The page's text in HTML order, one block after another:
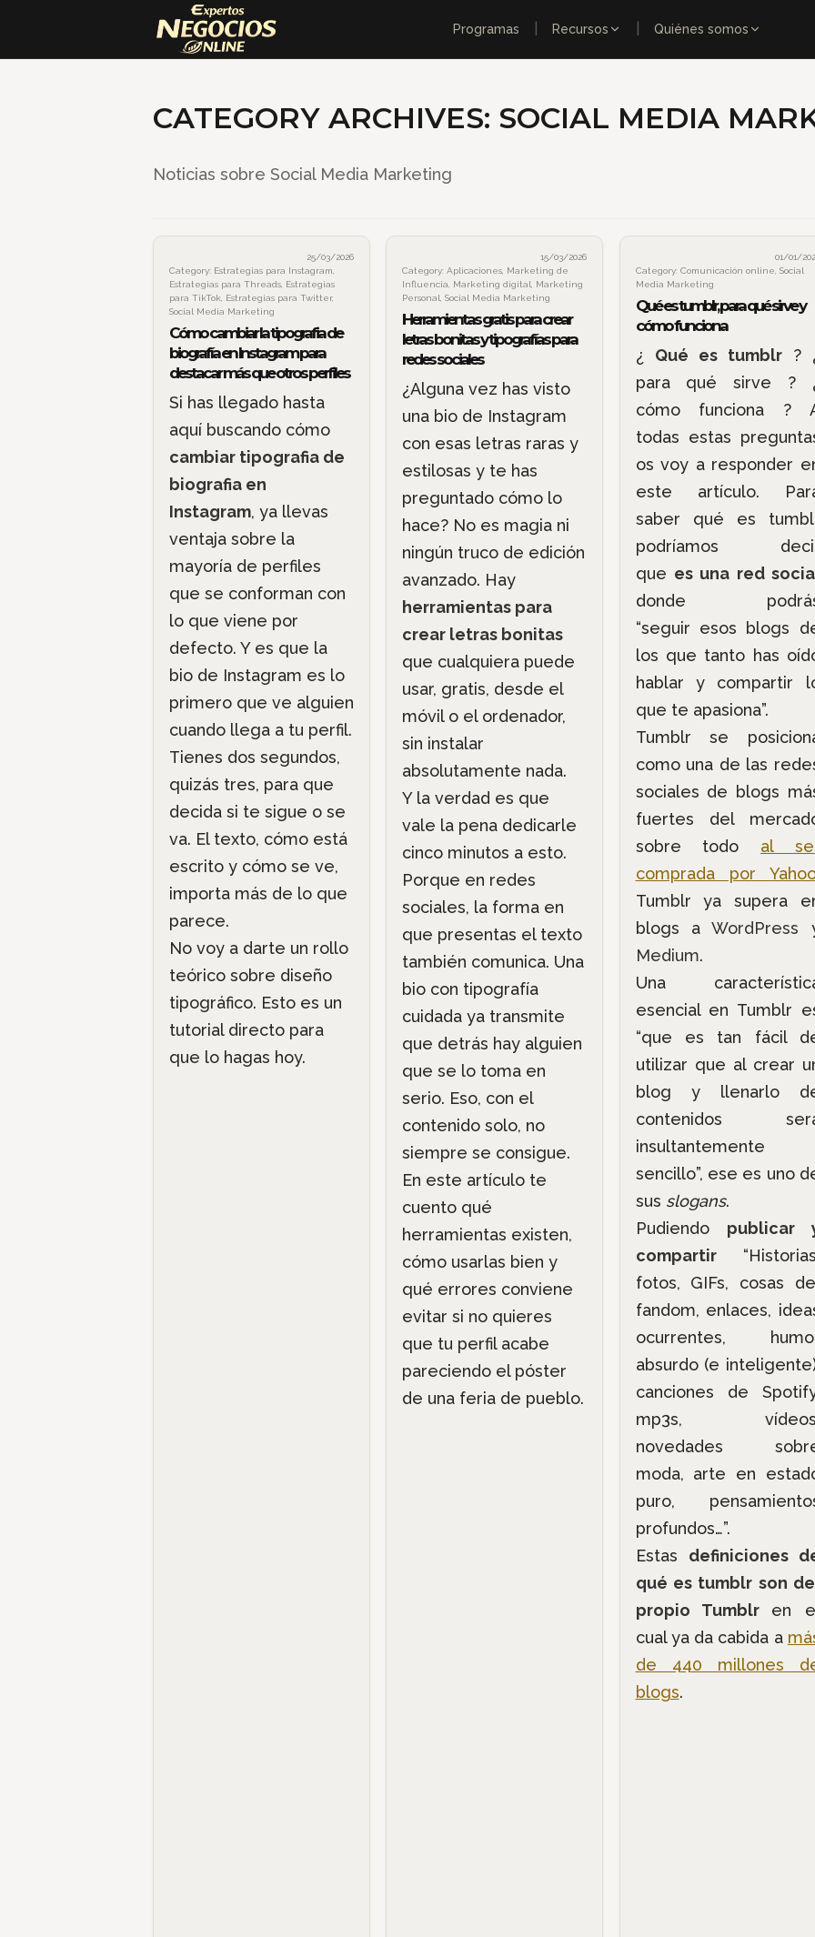
Programas Recursos Quiénes somos
CATEGORY ARCHIVES: SOCIAL MEDIA
Noticias sobre Social Media Marketing
25/03/2026
Category: Estrategias para Instagram
Estrategias para Threads, Estrategias
para TikTok
Estrategias para Twitter,
Social Media Marketing
Cómo cambiar la tipografia de
biografía en Instagram para
destacar más que otros perfiles
Si has llegado hasta
aquí buscando cómo
cambiar tipografia de
biografia en
Instagram, ya llevas
ventaja sobre la
mayoría de perfiles
que se conforman con
lo que viene por
defecto. Y es que la
bio de Instagram es lo
primero que ve alguien
cuando llega a tu perfil.
Tienes dos segundos,
quizás tres, para que
decida si te sigue o se
va. El texto, cómo está
escrito y cómo se ve,
importa más de lo que
parece.
No voy a darte un rollo
teórico sobre diseño
tipográfico. Esto es un
tutorial directo para
que lo hagas hoy.
15/03/2026
Category:Aplicaciones Marketing de
Influencia
Marketing digital
Marketing
Personal ,Social Media Marketing
Herramientas gratis para crear
letras bonitas y tipografías para
redes sociales
¿Alguna vez has visto
una bio de Instagram
con esas letras raras y
estilosas y te has
preguntado cómo lo
hace? No es magia ni
ningún truco de edición
avanzado. Hay
herramientas para
crear letras bonitas
que cualquiera puede
usar, gratis, desde el
móvil o el ordenador,
sin instalar
absolutamente nada.
Y la verdad es que
vale la pena dedicarle
cinco minutos a esto.
Porque en redes
sociales, la forma en
que presentas el texto
también comunica. Una
bio con tipografía
cuidada ya transmite
que detrás hay alguien
que se lo toma en
serio. Eso, con el
contenido solo, no
siempre se consigue.
En este artículo te
cuento qué
herramientas existen,
cómo usarlas bien y
qué errores conviene
evitar si no quieres
que tu perfil acabe
pareciendo el póster
de una feria de pueblo.
01/01/
Category: Comunicación online Social
Media Marketing
Qué es tumblr, para qué sirve y
cómo funciona
¿ Qué es tumblr?
para qué sirve ?
cómo funciona ?
todas estas
os voy a responder
este artículo.
saber qué es
podríamos
que es una red
donde
“seguir esos blogs
los que tanto has
hablar y compartir
que te apasiona”.
Tumblr se
como una de las
sociales de blogs
fuertes del
sobre todo al
comprada por
Tumblr ya supera
blogs aWordPress
Medium.
Una
esencial en Tumblr
“que es tan fácil
utilizar que al crear
blog y llenarlo
contenidos
insultantemente
sencillo”, ese es uno
sus slogans.
Pudiendo publicar
compartir
fotos, GIFs, cosas
fandom, enlaces,
ocurrentes,
absurdo (e
canciones de
mp3s,
novedades
moda, arte en
puro,
profundos…”.
Estas definiciones
qué es tumblr son
propio Tumblr en
cual ya da cabida a
de 440 millones
blogs.